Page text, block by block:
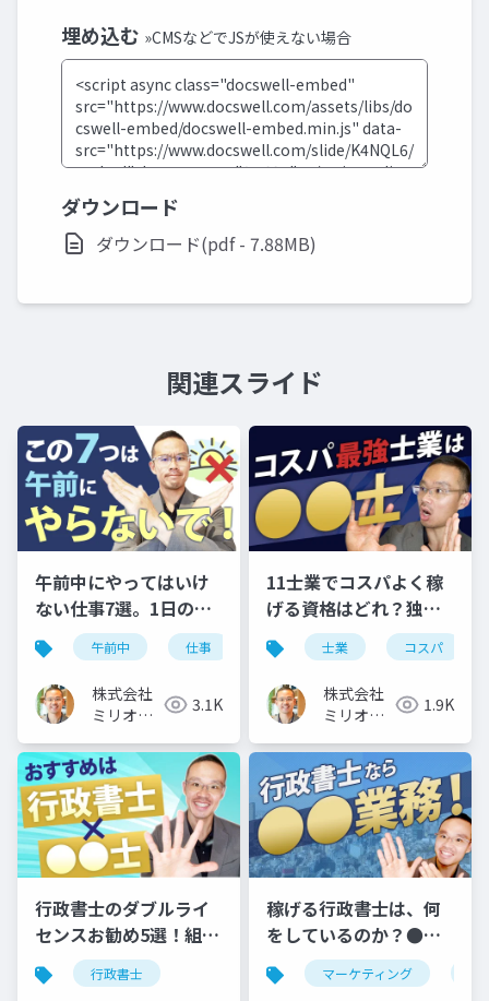
埋め込む »CMSなどでJSが使えない場合
ダウンロード
ダウンロード(pdf - 7.88MB)
関連スライド
午前中にやってはいけ
ない仕事7選。1日のモ
デルスケジュールも公
開
午前中 仕事 スケジュール
株式会社
ミリオン
3.1K
11士業でコスパよく稼
げる資格はどれ？独立
開業に向いているのは
コレ
士業 コスパ
株式会社
ミリオン
1.9K
行政書士のダブルライ
センスお勧め5選！組み
合わせるなら、この資
格
行政書士
稼げる行政書士は、何
をしているのか？●●
業務がお勧めの理由
マーケティング